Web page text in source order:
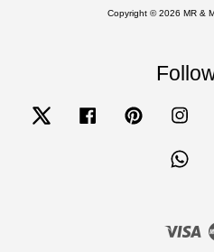
Copyright © 2026 MR &
Twitter Facebook Pinterest